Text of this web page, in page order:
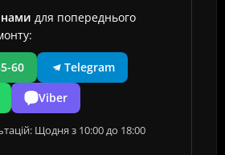
нами для попереднього
60
Telegram
Viber
Щодня з 10:00 до 18:00